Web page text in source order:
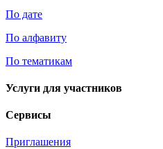
По дате
По алфавиту
По тематикам
Услуги для участников
Сервисы
Приглашения